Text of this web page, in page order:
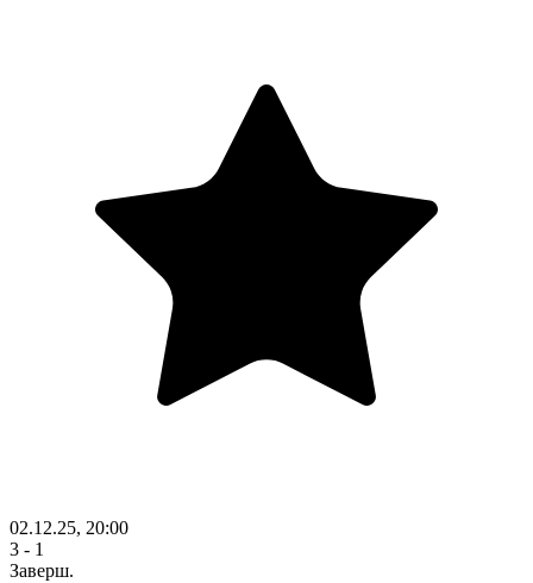
02.12.25, 20:00
3 - 1
Заверш.